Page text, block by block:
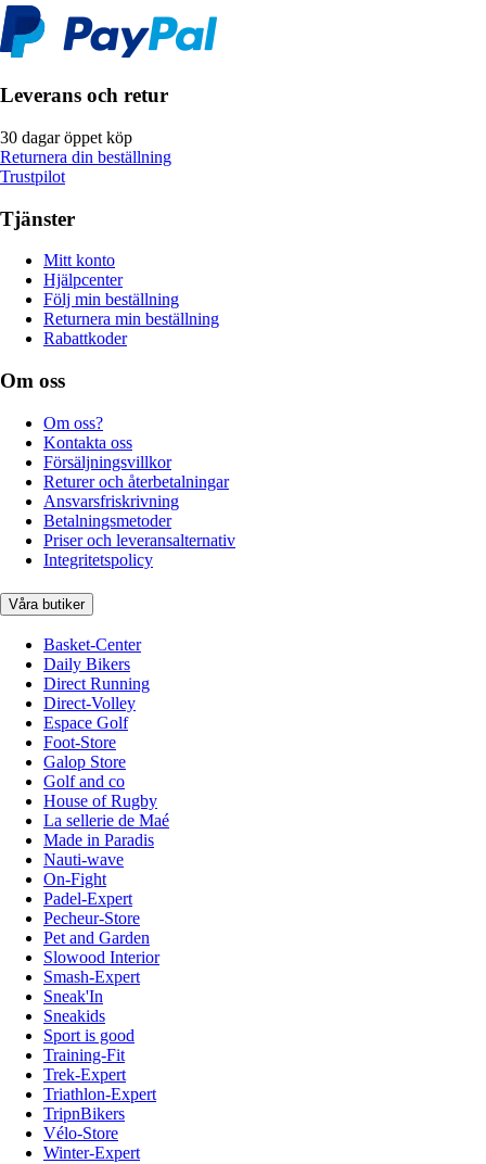
Leverans och retur
30 dagar öppet köp
Returnera din beställning
Trustpilot
Tjänster
Mitt konto
Hjälpcenter
Följ min beställning
Returnera min beställning
Rabattkoder
Om oss
Om oss?
Kontakta oss
Försäljningsvillkor
Returer och återbetalningar
Ansvarsfriskrivning
Betalningsmetoder
Priser och leveransalternativ
Integritetspolicy
Våra butiker
Basket-Center
Daily Bikers
Direct Running
Direct-Volley
Espace Golf
Foot-Store
Galop Store
Golf and co
House of Rugby
La sellerie de Maé
Made in Paradis
Nauti-wave
On-Fight
Padel-Expert
Pecheur-Store
Pet and Garden
Slowood Interior
Smash-Expert
Sneak'In
Sneakids
Sport is good
Training-Fit
Trek-Expert
Triathlon-Expert
TripnBikers
Vélo-Store
Winter-Expert